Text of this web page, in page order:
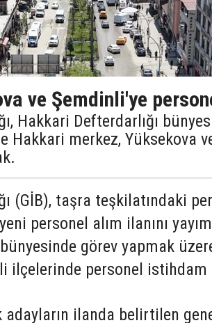
ve Şemdinli'ye
Hakkari Defterdarlığı
Hakkari merkez, Yüksekova
(GİB), taşra teşkilatındaki
personel alım ilanını
görev yapmak
ilçelerinde personel istihdam
ilanda belirtilen